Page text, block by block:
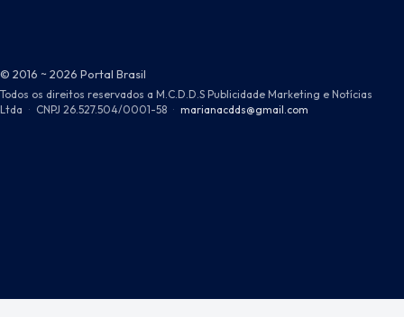
© 2016 ~ 2026 Portal Brasil
Todos os direitos reservados a M.C.D.D.S Publicidade Marketing e Notícias
Ltda · CNPJ 26.527.504/0001-58 · marianacdds@gmail.com